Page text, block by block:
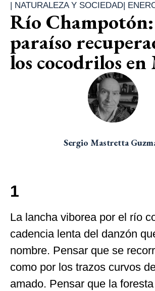
NATURALEZA Y SOCIEDAD
Río
paraíso
los cocodrilos en
Sergio Mastretta
1
La lancha viborea por el río
cadencia lenta del danzón
nombre. Pensar que se
como por los trazos curvos
amado. Pensar que la